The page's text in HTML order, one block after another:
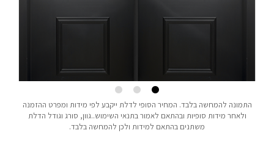
התמונה להמחשה בלבד. המחיר הסופי לדלת ייקבע לפי מידות ומפרט ההזמנה
ולאחר מידות סופיות ובהתאם לאמור בתנאי השימוש..גוון, סורג וגודל הדלת
משתנים בהתאם למידות ולכן להמחשה בלבד.